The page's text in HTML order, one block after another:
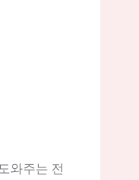
와주는 전